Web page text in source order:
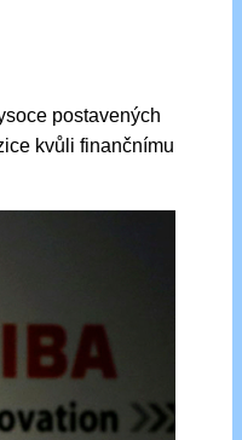
postavených
kvůli finančnímu